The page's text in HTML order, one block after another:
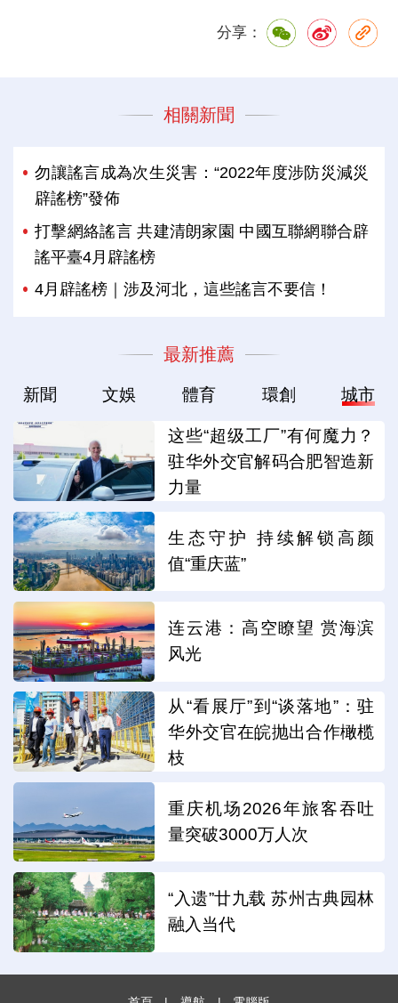
分享：
相關新聞
勿讓謠言成為次生災害：“2022年度涉防災減災
辟謠榜”發佈
打擊網絡謠言 共建清朗家園 中國互聯網聯合辟
謠平臺4月辟謠榜
4月辟謠榜｜涉及河北，這些謠言不要信！
最新推薦
新聞 文娛 體育 環創 城市
这些“超级工厂”有何魔力？
驻华外交官解码合肥智造新
力量
生态守护 持续解锁高颜
值“重庆蓝”
连云港：高空瞭望 赏海滨
风光
从“看展厅”到“谈落地”：驻
华外交官在皖抛出合作橄榄
枝
重庆机场2026年旅客吞吐
量突破3000万人次
“入遗”廿九载 苏州古典园林
融入当代